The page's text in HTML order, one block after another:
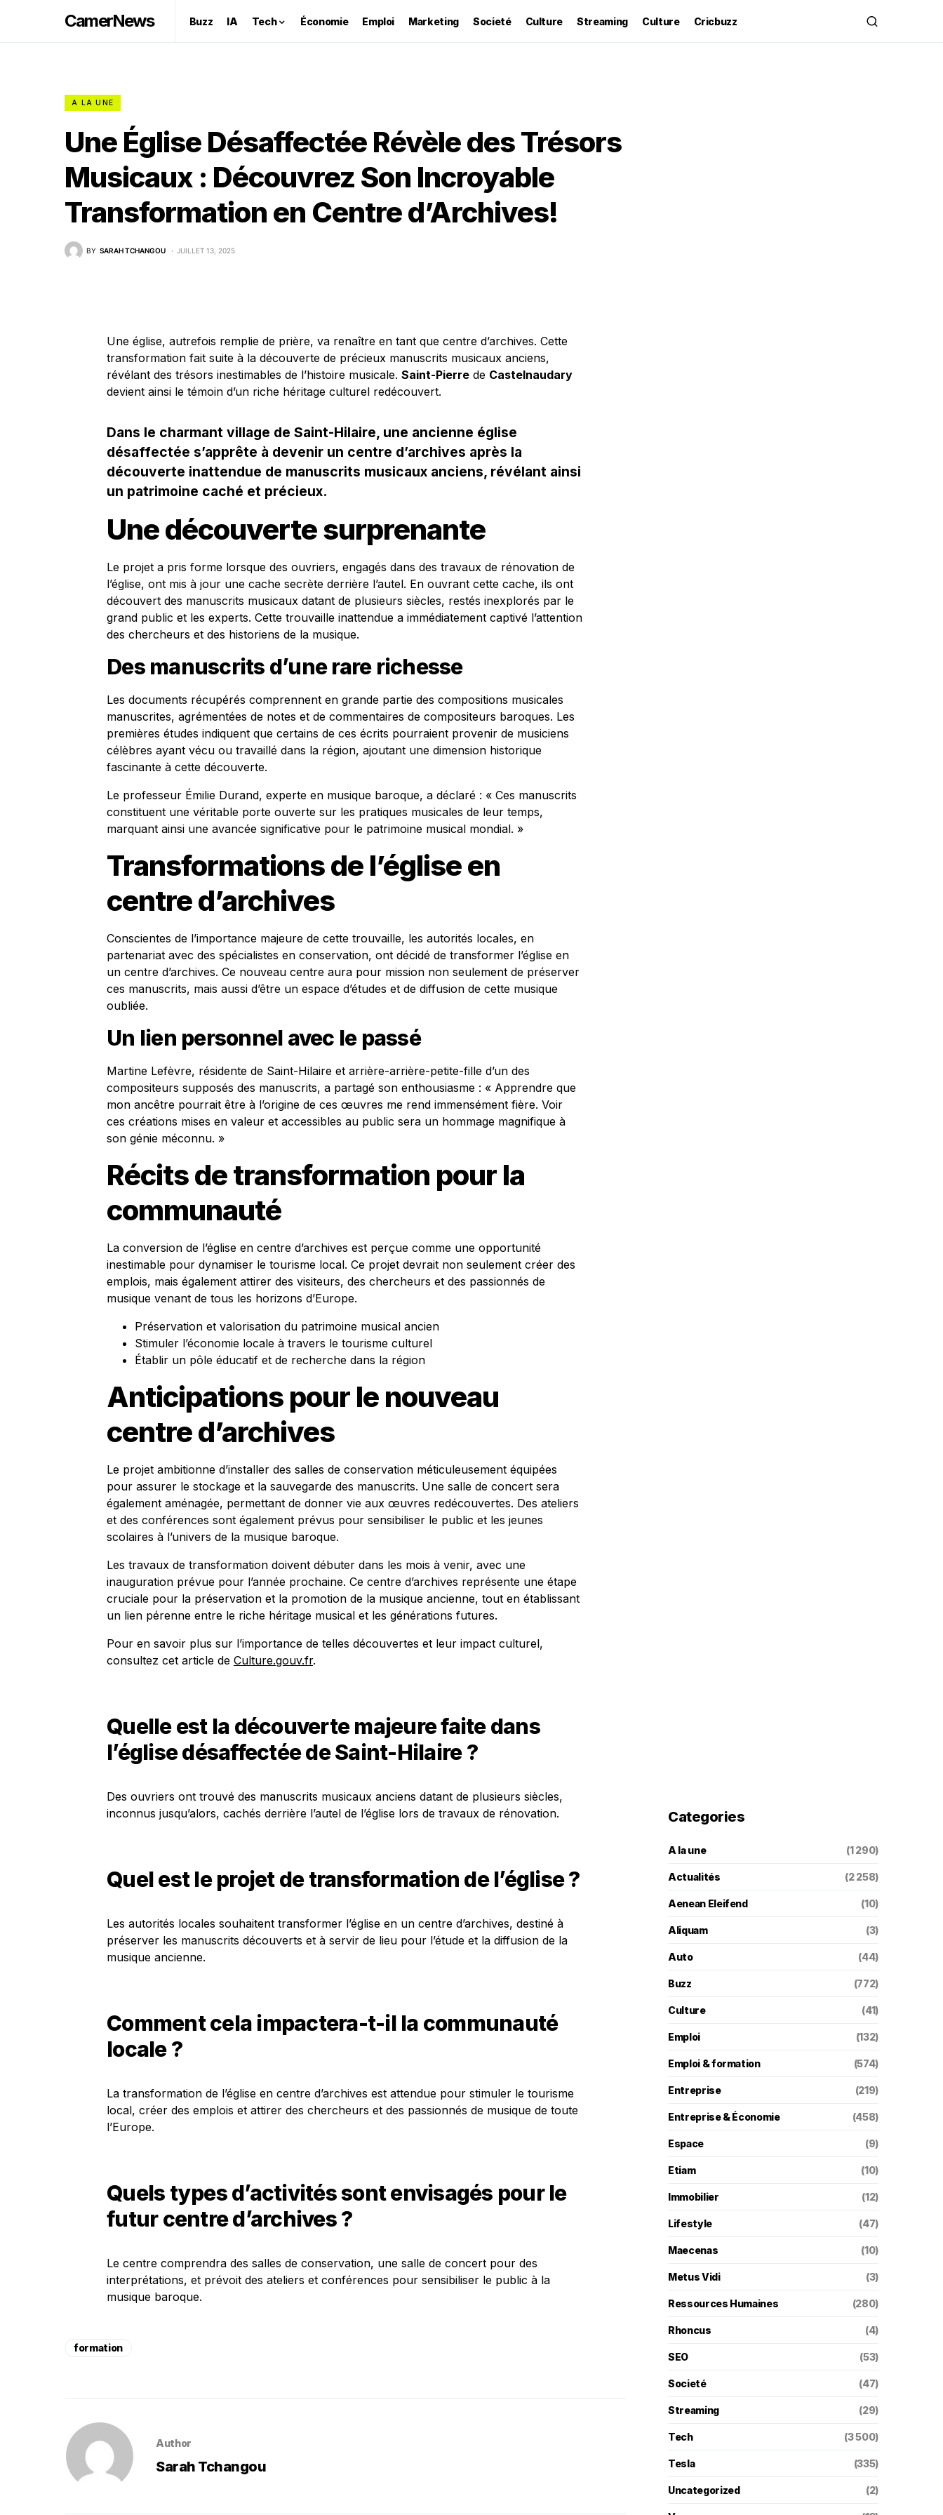
CamerNews Buzz IA Tech Économie Emploi Marketing Societé Culture Streaming Culture Cricbuzz
A LA UNE
Une Église Désaffectée Révèle des Trésors
Musicaux : Découvrez Son Incroyable
Transformation en Centre d’Archives!
BY SARAH TCHANGOU JUILLET 13, 2025
Une église, autrefois remplie de prière, va renaître en tant que centre d’archives. Cette
transformation fait suite à la découverte de précieux manuscrits musicaux anciens,
révélant des trésors inestimables de l’histoire musicale. Saint-Pierre de Castelnaudary
devient ainsi le témoin d’un riche héritage culturel redécouvert.
Dans le charmant village de Saint-Hilaire, une ancienne église
désaffectée s’apprête à devenir un centre d’archives après la
découverte inattendue de manuscrits musicaux anciens, révélant ainsi
un patrimoine caché et précieux.
Une découverte surprenante
Le projet a pris forme lorsque des ouvriers, engagés dans des travaux de rénovation de
l’église, ont mis à jour une cache secrète derrière l’autel. En ouvrant cette cache, ils ont
découvert des manuscrits musicaux datant de plusieurs siècles, restés inexplorés par le
grand public et les experts. Cette trouvaille inattendue a immédiatement captivé l’attention
des chercheurs et des historiens de la musique.
Des manuscrits d’une rare richesse
Les documents récupérés comprennent en grande partie des compositions musicales
manuscrites, agrémentées de notes et de commentaires de compositeurs baroques. Les
premières études indiquent que certains de ces écrits pourraient provenir de musiciens
célèbres ayant vécu ou travaillé dans la région, ajoutant une dimension historique
fascinante à cette découverte.
Le professeur Émilie Durand, experte en musique baroque, a déclaré : « Ces manuscrits
constituent une véritable porte ouverte sur les pratiques musicales de leur temps,
marquant ainsi une avancée significative pour le patrimoine musical mondial. »
Transformations de l’église en
centre d’archives
Conscientes de l’importance majeure de cette trouvaille, les autorités locales, en
partenariat avec des spécialistes en conservation, ont décidé de transformer l’église en
un centre d’archives. Ce nouveau centre aura pour mission non seulement de préserver
ces manuscrits, mais aussi d’être un espace d’études et de diffusion de cette musique
oubliée.
Un lien personnel avec le passé
Martine Lefèvre, résidente de Saint-Hilaire et arrière-arrière-petite-fille d’un des
compositeurs supposés des manuscrits, a partagé son enthousiasme : « Apprendre que
mon ancêtre pourrait être à l’origine de ces œuvres me rend immensément fière. Voir
ces créations mises en valeur et accessibles au public sera un hommage magnifique à
son génie méconnu. »
Récits de transformation pour la
communauté
La conversion de l’église en centre d’archives est perçue comme une opportunité
inestimable pour dynamiser le tourisme local. Ce projet devrait non seulement créer des
emplois, mais également attirer des visiteurs, des chercheurs et des passionnés de
musique venant de tous les horizons d’Europe.
Préservation et valorisation du patrimoine musical ancien
Stimuler l’économie locale à travers le tourisme culturel
Établir un pôle éducatif et de recherche dans la région
Anticipations pour le nouveau
centre d’archives
Le projet ambitionne d’installer des salles de conservation méticuleusement équipées
pour assurer le stockage et la sauvegarde des manuscrits. Une salle de concert sera
également aménagée, permettant de donner vie aux œuvres redécouvertes. Des ateliers
et des conférences sont également prévus pour sensibiliser le public et les jeunes
scolaires à l’univers de la musique baroque.
Les travaux de transformation doivent débuter dans les mois à venir, avec une
inauguration prévue pour l’année prochaine. Ce centre d’archives représente une étape
cruciale pour la préservation et la promotion de la musique ancienne, tout en établissant
un lien pérenne entre le riche héritage musical et les générations futures.
Pour en savoir plus sur l’importance de telles découvertes et leur impact culturel,
consultez cet article de Culture.gouv.fr.
Quelle est la découverte majeure faite dans
l’église désaffectée de Saint-Hilaire ?
Des ouvriers ont trouvé des manuscrits musicaux anciens datant de plusieurs siècles,
inconnus jusqu’alors, cachés derrière l’autel de l’église lors de travaux de rénovation.
Quel est le projet de transformation de l’église ?
Les autorités locales souhaitent transformer l’église en un centre d’archives, destiné à
préserver les manuscrits découverts et à servir de lieu pour l’étude et la diffusion de la
musique ancienne.
Comment cela impactera-t-il la communauté
locale ?
La transformation de l’église en centre d’archives est attendue pour stimuler le tourisme
local, créer des emplois et attirer des chercheurs et des passionnés de musique de toute
l’Europe.
Quels types d’activités sont envisagés pour le
futur centre d’archives ?
Le centre comprendra des salles de conservation, une salle de concert pour des
interprétations, et prévoit des ateliers et conférences pour sensibiliser le public à la
musique baroque.
formation
Author
Sarah Tchangou
Categories
A la une (1 290)
Actualités (2 258)
Aenean Eleifend (10)
Aliquam (3)
Auto (44)
Buzz (772)
Culture (41)
Emploi (132)
Emploi & formation (574)
Entreprise (219)
Entreprise & Économie (458)
Espace (9)
Etiam (10)
Immobilier (12)
Lifestyle (47)
Maecenas (10)
Metus Vidi (3)
Ressources Humaines (280)
Rhoncus (4)
SEO (53)
Societé (47)
Streaming (29)
Tech (3 500)
Tesla (335)
Uncategorized (2)